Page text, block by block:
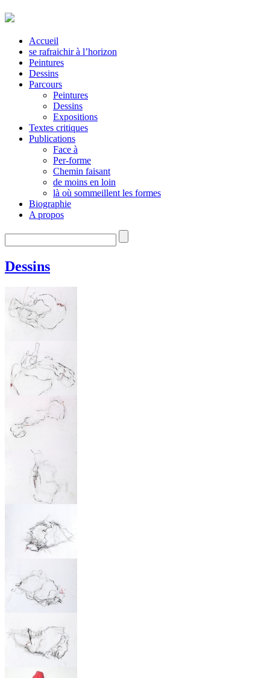
Accueil
se rafraichir à l’horizon
Peintures
Dessins
Parcours
Peintures
Dessins
Expositions
Textes critiques
Publications
Face à
Per-forme
Chemin faisant
de moins en loin
là où sommeillent les formes
Biographie
A propos
Dessins